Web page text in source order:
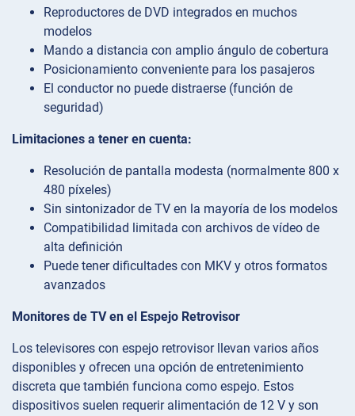
Reproductores de DVD integrados en muchos
modelos
Mando a distancia con amplio ángulo de cobertura
Posicionamiento conveniente para los pasajeros
El conductor no puede distraerse (función de
seguridad)
Limitaciones a tener en cuenta:
Resolución de pantalla modesta (normalmente 800 x
480 píxeles)
Sin sintonizador de TV en la mayoría de los modelos
Compatibilidad limitada con archivos de vídeo de
alta definición
Puede tener dificultades con MKV y otros formatos
avanzados
Monitores de TV en el Espejo Retrovisor
Los televisores con espejo retrovisor llevan varios años
disponibles y ofrecen una opción de entretenimiento
discreta que también funciona como espejo. Estos
dispositivos suelen requerir alimentación de 12 V y son